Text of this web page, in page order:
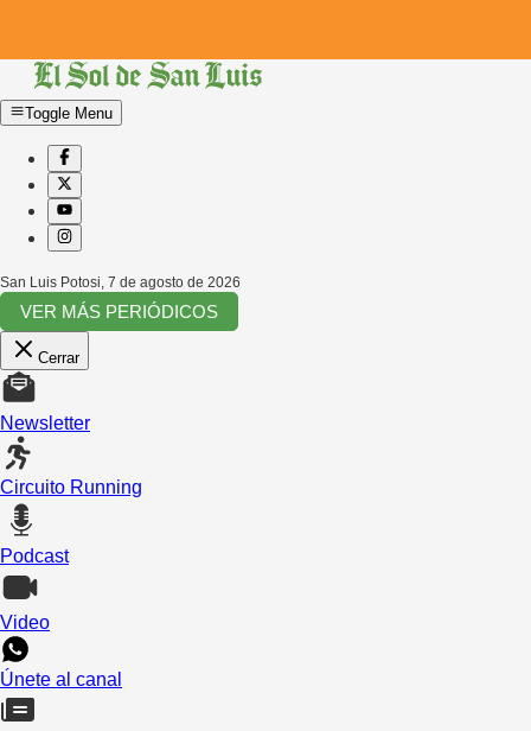
Toggle Menu
San Luis Potosi 7 de agosto de 2026
VER MÁS PERIÓDICOS
Cerrar
Newsletter
Circuito Running
Podcast
Video
Únete al canal